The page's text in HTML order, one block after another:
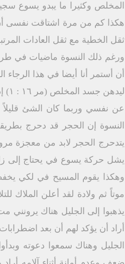
المخلص وكثيرا ما يبدو يسوع
هكذا كم من مرة اشتاقت نفسى
ثقل الخطية مع ثقل العادات
ورغم ذلك النسوة ماضيات في
أن أستمر أنا أيضا في هذا
عن نفسي وربما كان الشئ
يتدحرج الحجر لابد من معجزة
يشل حركة يسوع في يحتاج إلى
وهكذا يقوم المسيح في لكي يخفض
موتاً ثم ولادة لقد أعلن الملاك
أراد أن يؤكد لهم أن بعد
الجليل وهناك سمعوا دعوته